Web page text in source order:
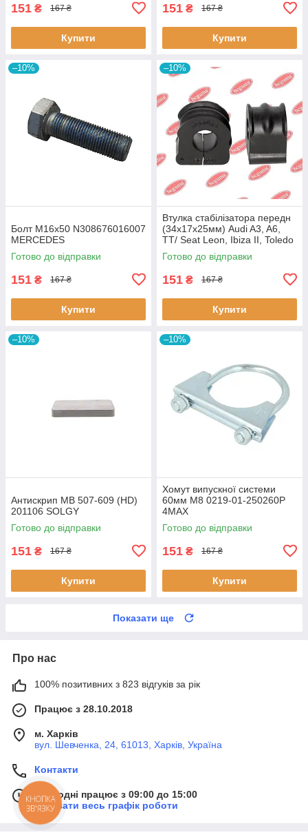
151 ₴ 167 ₴
Купити
151 ₴ 167 ₴
Купити
–10%
Болт M16x50 N308676016007
MERCEDES
Готово до відправки
151 ₴ 167 ₴
Купити
–10%
Втулка стабілізатора передн
(34х17х25мм) Audi A3, A6,
TT/ Seat Leon, Ibiza II, Toledo
II (BC0226) BCGUMA BC0226
BC GUMA
Готово до відправки
151 ₴ 167 ₴
Купити
–10%
Антискрип MB 507-609 (HD)
201106 SOLGY
Готово до відправки
151 ₴ 167 ₴
Купити
–10%
Хомут випускної системи
60мм M8 0219-01-250260P
4MAX
Готово до відправки
151 ₴ 167 ₴
Купити
Показати ще
Про нас
100% позитивних з 823 відгуків за рік
Працює з 28.10.2018
м. Харків
вул. Шевченка, 24, 61013, Харків, Україна
Контакти
Сьогодні працює з 09:00 до 15:00
Показати весь графік роботи
КНОПКА
ЗВ'ЯЗКУ